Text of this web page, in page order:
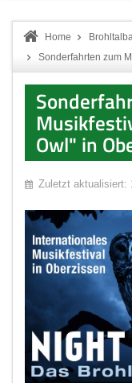
Home
Sonderfahrten zum
Owl" in
Zuletzt aktualisiert: